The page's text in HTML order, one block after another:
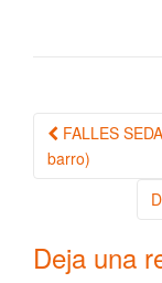
FALLES
barro)
Deja una